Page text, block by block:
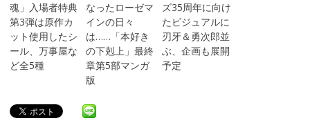
魂」入場者特典
第3弾は原作カ
ット使用したシ
ール、万事屋な
ど全5種
なったローゼマ
インの日々
は……「本好き
の下剋上」最終
章第5部マンガ
版
ズ35周年に向け
たビジュアルに
刃牙＆勇次郎並
ぶ、企画も展開
予定